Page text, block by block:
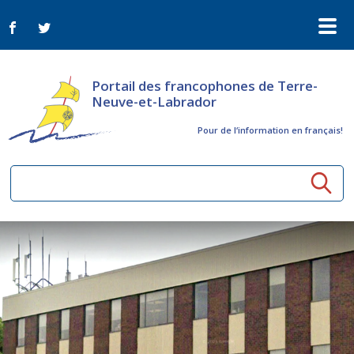
Portail des francophones de Terre-
Neuve-et-Labrador
Pour de l‘information en français!
Ressources communautaires
Aînés
Activités à distance
ConnectAînés
Arts et culture
Appels d'offres du secteur culturel
Plan de Développement Global
Organismes
Nouvelles
Bulletin Le FrancoTNL